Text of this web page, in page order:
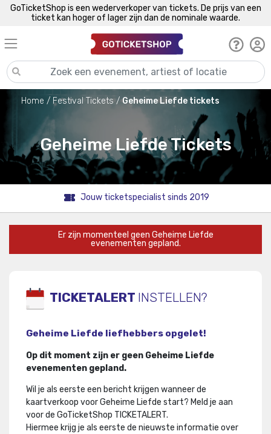
GoTicketShop is een wederverkoper van tickets. De prijs van een
ticket kan hoger of lager zijn dan de nominale waarde.
Home Festival Tickets Geheime Liefde tickets
Geheime Liefde Tickets
Jouw ticketspecialist sinds 2019
Er zijn momenteel geen Geheime Liefde
evenementen gepland.
TICKETALERT INSTELLEN?
Geheime Liefde liefhebbers opgelet!
Op dit moment zijn er geen Geheime Liefde
evenementen gepland.
Wil je als eerste een bericht krijgen wanneer de
kaartverkoop voor Geheime Liefde start? Meld je aan
voor de GoTicketShop TICKETALERT.
Hiermee krijg je als eerste de nieuwste informatie over